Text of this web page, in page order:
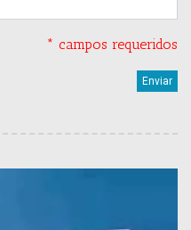
* campos requeridos